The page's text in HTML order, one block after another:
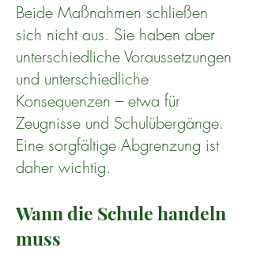
Beide Maßnahmen schließen
sich nicht aus. Sie haben aber
unterschiedliche Voraussetzungen
und unterschiedliche
Konsequenzen – etwa für
Zeugnisse und Schulübergänge.
Eine sorgfältige Abgrenzung ist
daher wichtig.
Wann die Schule handeln
muss